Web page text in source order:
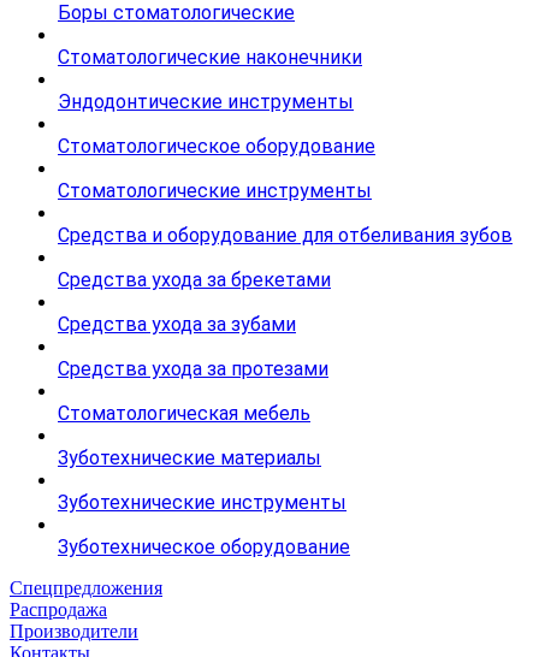
Боры стоматологические
Стоматологические наконечники
Эндодонтические инструменты
Стоматологическое оборудование
Стоматологические инструменты
Средства и оборудование для отбеливания зубов
Средства ухода за брекетами
Средства ухода за зубами
Средства ухода за протезами
Стоматологическая мебель
Зуботехнические материалы
Зуботехнические инструменты
Зуботехническое оборудование
Спецпредложения
Распродажа
Производители
Контакты